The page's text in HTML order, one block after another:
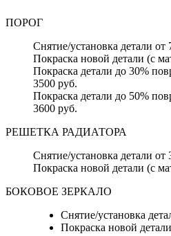
ПОРОГ
Снятие/установка детали от
Покраска новой детали (с
Покраска детали до 30%
3500 руб.
Покраска детали до 50%
3600 руб.
РЕШЕТКА РАДИАТОРА
Снятие/установка детали от
Покраска новой детали (с
БОКОВОЕ ЗЕРКАЛО
Снятие/установка
Покраска новой